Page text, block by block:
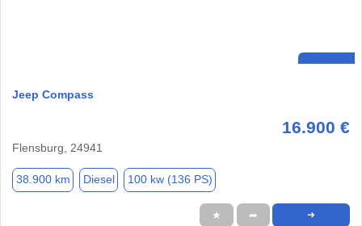
Jeep Compass
16.900 €
Flensburg, 24941
38.900 km Diesel 100 kw (136 PS)
★ ➦ ➜